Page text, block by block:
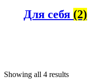
Для себя (2)
Showing all 4 results